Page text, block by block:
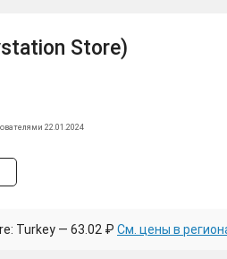
Store)
22.01.2024
Turkey — 63.02 ₽ См. цены в